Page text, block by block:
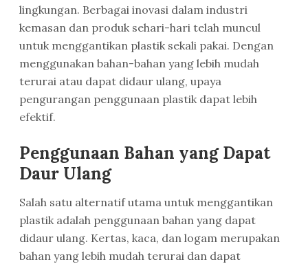
lingkungan. Berbagai inovasi dalam industri
kemasan dan produk sehari-hari telah muncul
untuk menggantikan plastik sekali pakai. Dengan
menggunakan bahan-bahan yang lebih mudah
terurai atau dapat didaur ulang, upaya
pengurangan penggunaan plastik dapat lebih
efektif.
Penggunaan Bahan yang Dapat
Daur Ulang
Salah satu alternatif utama untuk menggantikan
plastik adalah penggunaan bahan yang dapat
didaur ulang. Kertas, kaca, dan logam merupakan
bahan yang lebih mudah terurai dan dapat